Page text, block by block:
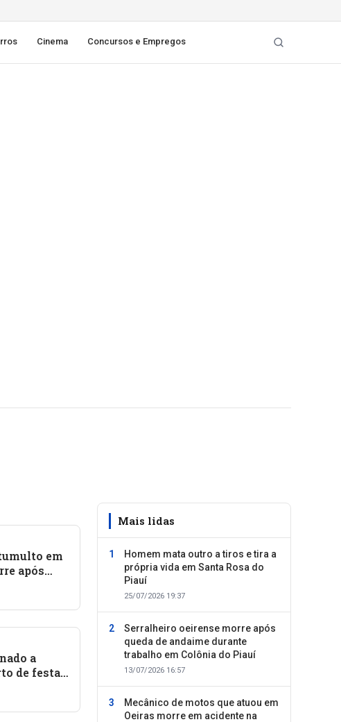
Cinema Concursos e Empregos
em
após
a
de festa
Mais lidas
Homem mata outro a tiros e tira a
própria vida em Santa Rosa do
Piauí
25/07/2026 19:37
Serralheiro oeirense morre após
queda de andaime durante
trabalho em Colônia do Piauí
13/07/2026 16:57
Mecânico de motos que atuou em
Oeiras morre em acidente na